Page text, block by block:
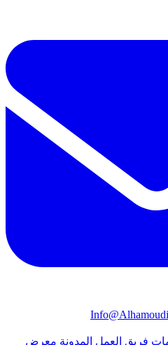
فريق العمل المدونة معرض